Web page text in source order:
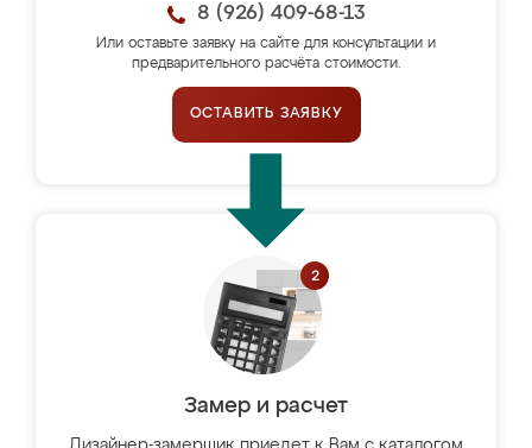
8 (926) 409-68-13
Или оставьте заявку на сайте для консультации и
предварительного расчёта стоимости.
ОСТАВИТЬ ЗАЯВКУ
Замер и расчет